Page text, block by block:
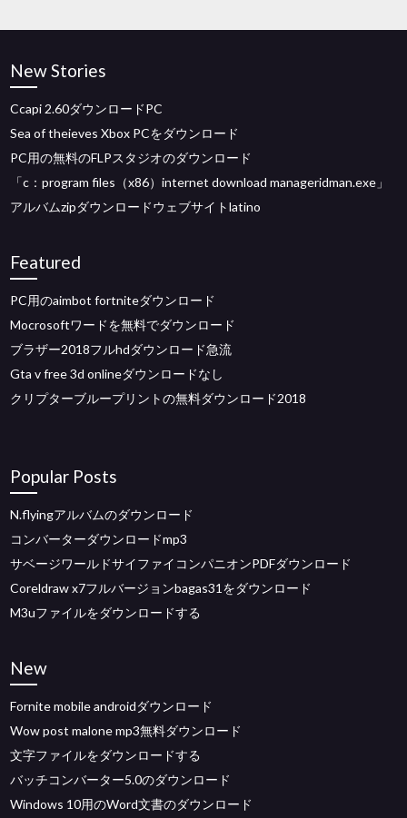
New Stories
Ccapi 2.60ダウンロードPC
Sea of​​ theieves Xbox PCをダウンロード
PC用の無料のFLPスタジオのダウンロード
「c：program files（x86）internet download manageridman.exe」
アルバムzipダウンロードウェブサイトlatino
Featured
PC用のaimbot fortniteダウンロード
Mocrosoftワードを無料でダウンロード
ブラザー2018フルhdダウンロード急流
Gta v free 3d onlineダウンロードなし
クリプターブループリントの無料ダウンロード2018
Popular Posts
N.flyingアルバムのダウンロード
コンバーターダウンロードmp3
サベージワールドサイファイコンパニオンPDFダウンロード
Coreldraw x7フルバージョンbagas31をダウンロード
M3uファイルをダウンロードする
New
Fornite mobile androidダウンロード
Wow post malone mp3無料ダウンロード
文字ファイルをダウンロードする
バッチコンバーター5.0のダウンロード
Windows 10用のWord文書のダウンロード